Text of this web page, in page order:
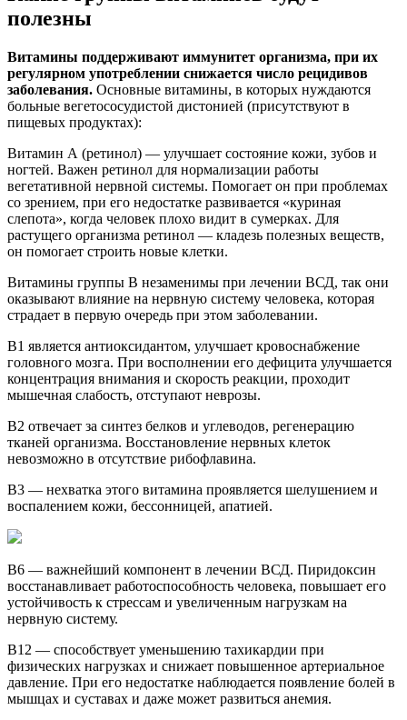
полезны
Витамины поддерживают иммунитет организма, при их
регулярном употреблении снижается число рецидивов
заболевания. Основные витамины, в которых нуждаются
больные вегетососудистой дистонией (присутствуют в
пищевых продуктах):
Витамин А (ретинол) — улучшает состояние кожи, зубов и
ногтей. Важен ретинол для нормализации работы
вегетативной нервной системы. Помогает он при проблемах
со зрением, при его недостатке развивается «куриная
слепота», когда человек плохо видит в сумерках. Для
растущего организма ретинол — кладезь полезных веществ,
он помогает строить новые клетки.
Витамины группы В незаменимы при лечении ВСД, так они
оказывают влияние на нервную систему человека, которая
страдает в первую очередь при этом заболевании.
В1 является антиоксидантом, улучшает кровоснабжение
головного мозга. При восполнении его дефицита улучшается
концентрация внимания и скорость реакции, проходит
мышечная слабость, отступают неврозы.
В2 отвечает за синтез белков и углеводов, регенерацию
тканей организма. Восстановление нервных клеток
невозможно в отсутствие рибофлавина.
В3 — нехватка этого витамина проявляется шелушением и
воспалением кожи, бессонницей, апатией.
В6 — важнейший компонент в лечении ВСД. Пиридоксин
восстанавливает работоспособность человека, повышает его
устойчивость к стрессам и увеличенным нагрузкам на
нервную систему.
В12 — способствует уменьшению тахикардии при
физических нагрузках и снижает повышенное артериальное
давление. При его недостатке наблюдается появление болей в
мышцах и суставах и даже может развиться анемия.